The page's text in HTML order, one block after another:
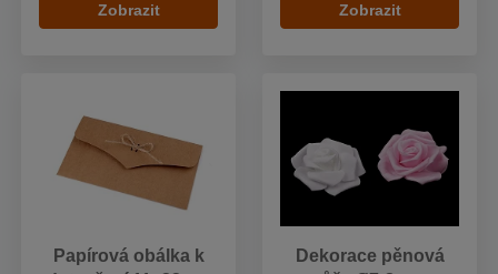
Zobrazit Zobrazit
Papírová obálka k
Dekorace pěnová